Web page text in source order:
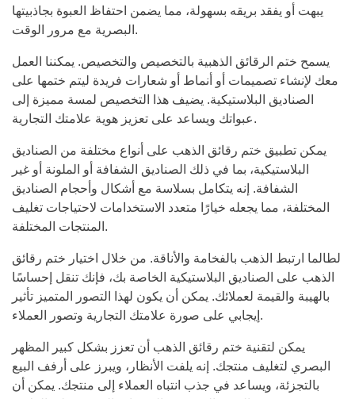
يبهت أو يفقد بريقه بسهولة، مما يضمن احتفاظ العبوة بجاذبيتها
البصرية مع مرور الوقت.
يسمح ختم الرقائق الذهبية بالتخصيص والتخصيص. يمكننا العمل
معك لإنشاء تصميمات أو أنماط أو شعارات فريدة ليتم ختمها على
الصناديق البلاستيكية. يضيف هذا التخصيص لمسة مميزة إلى
عبواتك ويساعد على تعزيز هوية علامتك التجارية.
يمكن تطبيق ختم رقائق الذهب على أنواع مختلفة من الصناديق
البلاستيكية، بما في ذلك الصناديق الشفافة أو الملونة أو غير
الشفافة. إنه يتكامل بسلاسة مع أشكال وأحجام الصناديق
المختلفة، مما يجعله خيارًا متعدد الاستخدامات لاحتياجات تغليف
المنتجات المختلفة.
لطالما ارتبط الذهب بالفخامة والأناقة. من خلال اختيار ختم رقائق
الذهب على الصناديق البلاستيكية الخاصة بك، فإنك تنقل إحساسًا
بالهيبة والقيمة لعملائك. يمكن أن يكون لهذا التصور المتميز تأثير
إيجابي على صورة علامتك التجارية وتصور العملاء.
يمكن لتقنية ختم رقائق الذهب أن تعزز بشكل كبير المظهر
البصري لتغليف منتجك. إنه يلفت الأنظار، ويبرز على أرفف البيع
بالتجزئة، ويساعد في جذب انتباه العملاء إلى منتجك. يمكن أن